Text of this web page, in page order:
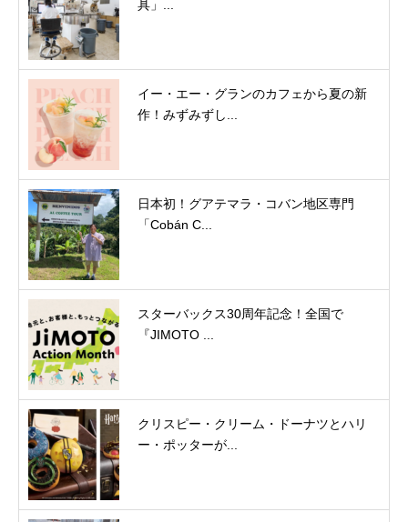
具」...
イー・エー・グランのカフェから夏の新
作！みずみずし...
日本初！グアテマラ・コバン地区専門
「Cobán C...
スターバックス30周年記念！全国で
『JIMOTO ...
クリスピー・クリーム・ドーナツとハリ
ー・ポッターが...